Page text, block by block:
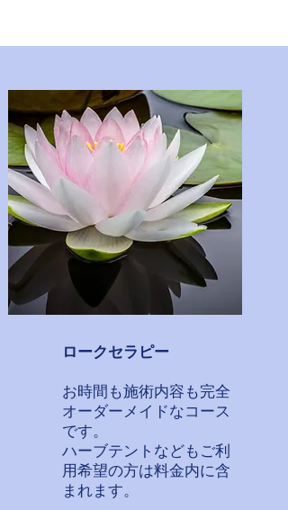
​ロークセラピー
お時間も施術内容も完全
オーダーメイドなコース
です。
​ハーブテントなどもご利
用希望の方は料金内に含
まれます。